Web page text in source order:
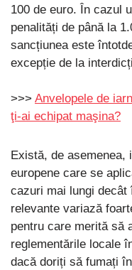
100 de euro. În cazul
penalități de până la
sancțiunea este
excepție de la
>>> Anvelopele de
ţi-ai echipat maşina?
Există, de asemenea,
europene care se
cazuri mai lungi decât
relevante variază
pentru care merită să
reglementările locale
dacă doriți să fumați